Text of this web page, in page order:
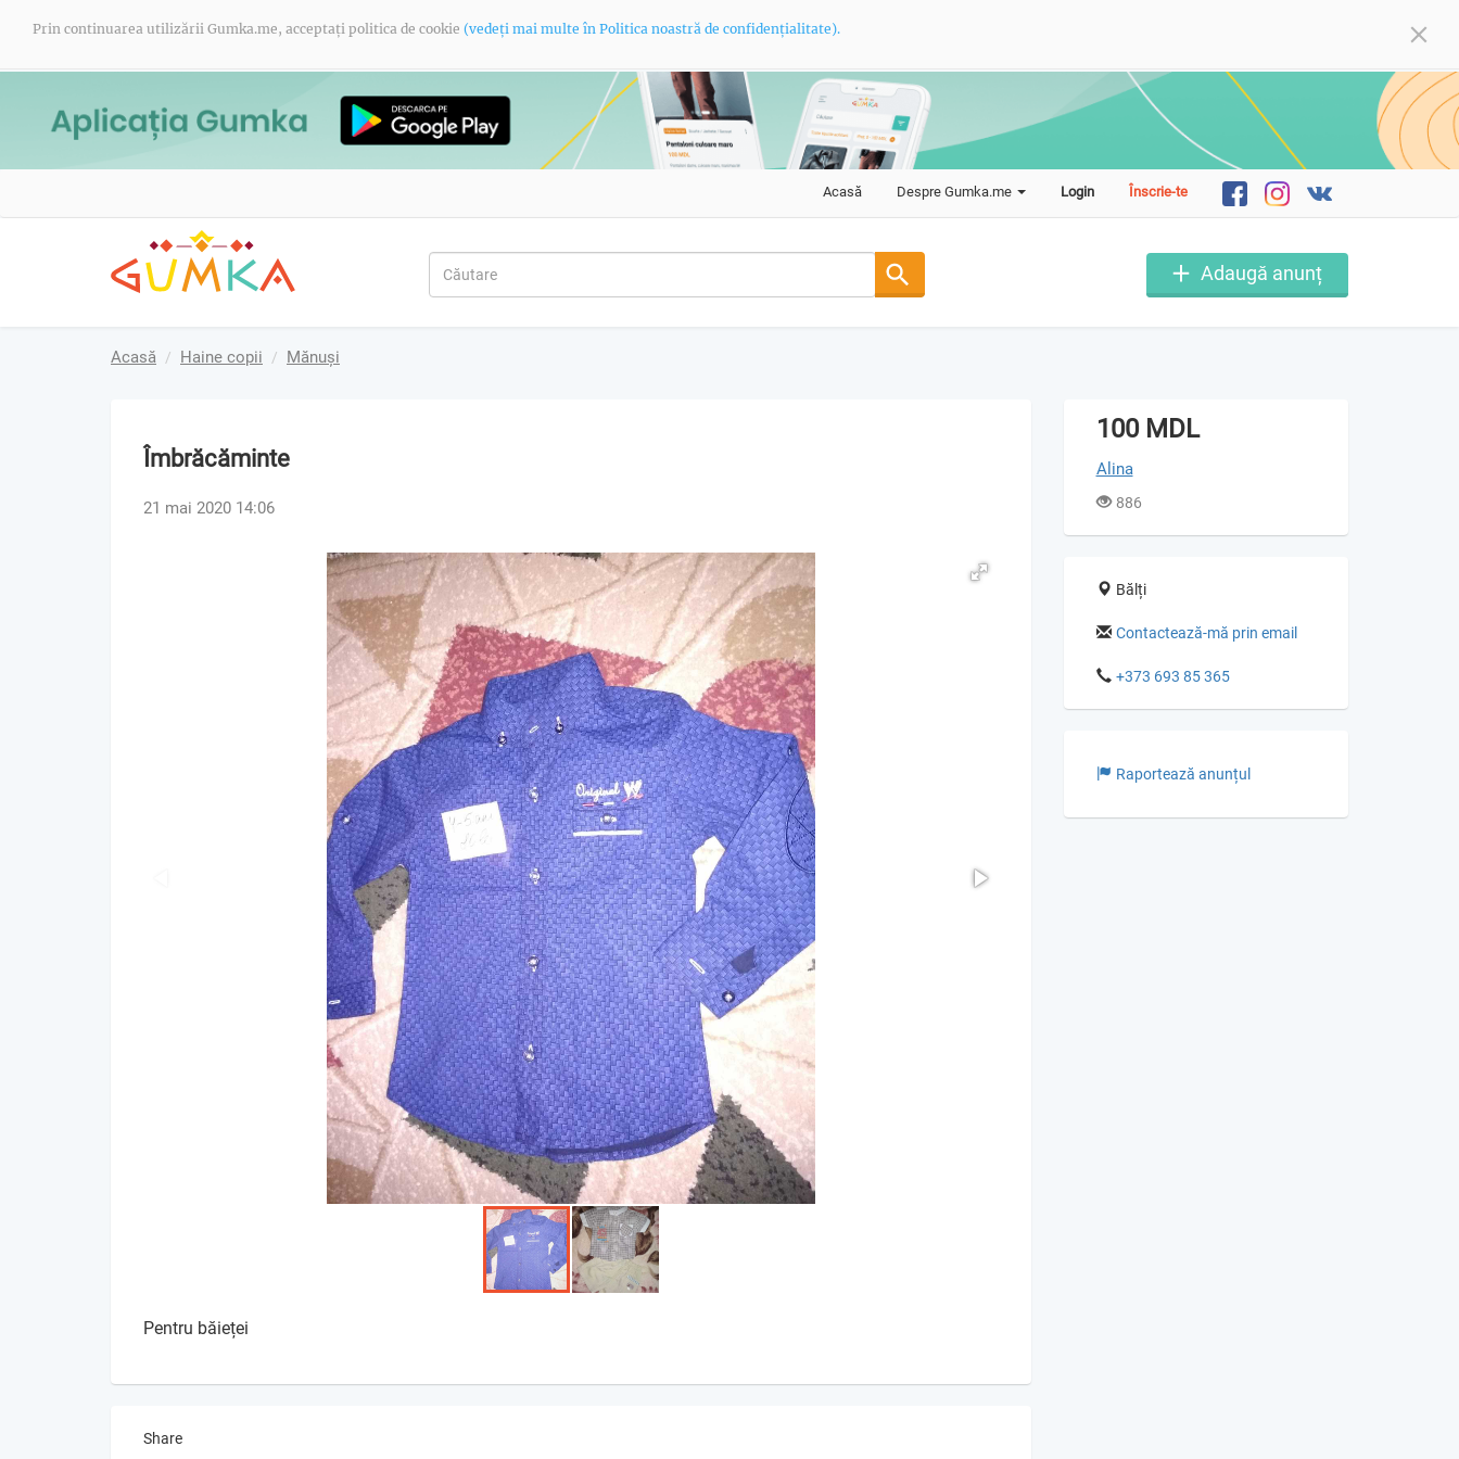
Prin continuarea utilizării Gumka.me, acceptați politica de cookie (vedeți mai multe în Politica noastră de confidențialitate).
Acasă Despre Gumka.me Login Înscrie-te
Adaugă anunț
Acasă Haine copii Mănuşi
Îmbrăcăminte
21 mai 2020 14:06
Pentru băieței
Share
100 MDL
Alina
886
Bălți
Contactează-mă prin email
+373 693 85 365
Raportează anunțul